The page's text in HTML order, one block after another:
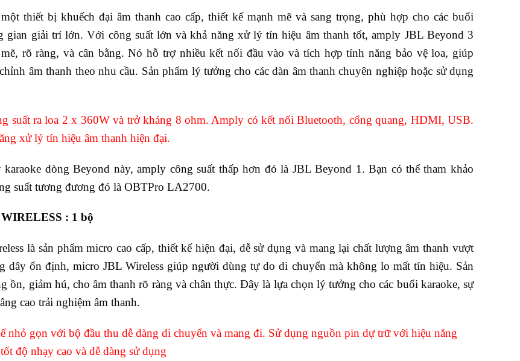
thiết bị khuếch đại âm thanh cao cấp, thiết kế mạnh mẽ và sang trọng, phù hợp cho các buổi
gian giải trí lớn. Với công suất lớn và khả năng xử lý tín hiệu âm thanh tốt, amply JBL Beyond 3
rõ ràng, và cân bằng. Nó hỗ trợ nhiều kết nối đầu vào và tích hợp tính năng bảo vệ loa, giúp
âm thanh theo nhu cầu. Sản phẩm lý tưởng cho các dàn âm thanh chuyên nghiệp hoặc sử dụng
suất ra loa 2 x 360W và trở kháng 8 ohm. Amply có kết nối Bluetooth, cổng quang, HDMI, USB.
xử lý tín hiệu âm thanh hiện đại.
dòng Beyond này, amply công suất thấp hơn đó là JBL Beyond 1. Bạn có thể tham khảo
suất tương đương đó là OBTPro LA2700.
: 1 bộ
là sản phẩm micro cao cấp, thiết kế hiện đại, dễ sử dụng và mang lại chất lượng âm thanh vượt
dây ổn định, micro JBL Wireless giúp người dùng tự do di chuyển mà không lo mất tín hiệu. Sản
ồn, giảm hú, cho âm thanh rõ ràng và chân thực. Đây là lựa chọn lý tưởng cho các buổi karaoke, sự
cao trải nghiệm âm thanh.
nhỏ gọn với bộ đầu thu dễ dàng di chuyển và mang đi. Sử dụng nguồn pin dự trữ với hiệu năng
độ nhạy cao và dễ dàng sử dụng